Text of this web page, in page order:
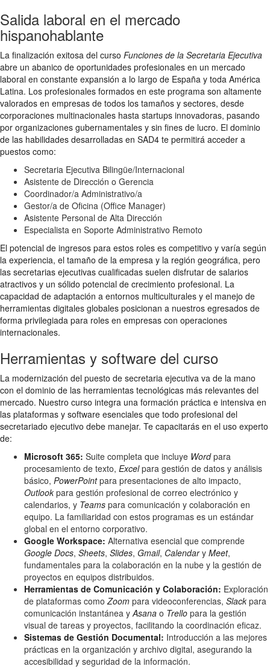
Salida laboral en el mercado
hispanohablante
La finalización exitosa del curso Funciones de la Secretaria Ejecutiva
abre un abanico de oportunidades profesionales en un mercado
laboral en constante expansión a lo largo de España y toda América
Latina. Los profesionales formados en este programa son altamente
valorados en empresas de todos los tamaños y sectores, desde
corporaciones multinacionales hasta startups innovadoras, pasando
por organizaciones gubernamentales y sin fines de lucro. El dominio
de las habilidades desarrolladas en SAD4 te permitirá acceder a
puestos como:
Secretaria Ejecutiva Bilingüe/Internacional
Asistente de Dirección o Gerencia
Coordinador/a Administrativo/a
Gestor/a de Oficina (Office Manager)
Asistente Personal de Alta Dirección
Especialista en Soporte Administrativo Remoto
El potencial de ingresos para estos roles es competitivo y varía según
la experiencia, el tamaño de la empresa y la región geográfica, pero
las secretarias ejecutivas cualificadas suelen disfrutar de salarios
atractivos y un sólido potencial de crecimiento profesional. La
capacidad de adaptación a entornos multiculturales y el manejo de
herramientas digitales globales posicionan a nuestros egresados de
forma privilegiada para roles en empresas con operaciones
internacionales.
Herramientas y software del curso
La modernización del puesto de secretaria ejecutiva va de la mano
con el dominio de las herramientas tecnológicas más relevantes del
mercado. Nuestro curso integra una formación práctica e intensiva en
las plataformas y software esenciales que todo profesional del
secretariado ejecutivo debe manejar. Te capacitarás en el uso experto
de:
Microsoft 365: Suite completa que incluye Wordpara
procesamiento de texto, Excelpara gestión de datos y análisis
básico, PowerPointpara presentaciones de alto impacto,
Outlook para gestión profesional de correo electrónico y
calendarios, y Teams para comunicación y colaboración en
equipo. La familiaridad con estos programas es un estándar
global en el entorno corporativo.
Google Workspace: Alternativa esencial que comprende
Google Docs, Sheets, Slides, Gmail, Calendary Meet,
fundamentales para la colaboración en la nube y la gestión de
proyectos en equipos distribuidos.
Herramientas de Comunicación y Colaboración: Exploración
de plataformas como Zoom para videoconferencias, Slack para
comunicación instantánea y Asana o Trello para la gestión
visual de tareas y proyectos, facilitando la coordinación eficaz.
Sistemas de Gestión Documental: Introducción a las mejores
prácticas en la organización y archivo digital, asegurando la
accesibilidad y seguridad de la información.